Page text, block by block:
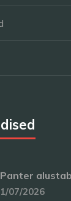
Panter
07/2026